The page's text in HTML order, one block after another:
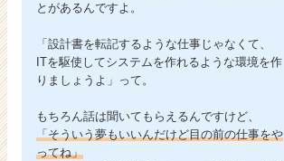
とがあるんですよ。
「設計書を転記するような仕事じゃなくて、
ITを駆使してシステムを作れるような環境を作
りましょうよ」って。
もちろん話は聞いてもらえるんですけど、
「そういう夢もいいんだけど目の前の仕事をや
ってね」